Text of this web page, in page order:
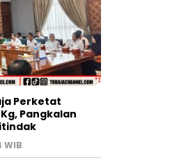
Perketat
Pangkalan
WIB